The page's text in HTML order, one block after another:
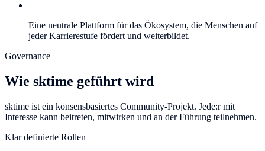
Eine neutrale Plattform für das Ökosystem, die Menschen auf
jeder Karrierestufe fördert und weiterbildet.
Governance
Wie sktime geführt wird
sktime ist ein konsensbasiertes Community-Projekt. Jede:r mit
Interesse kann beitreten, mitwirken und an der Führung teilnehmen.
Klar definierte Rollen